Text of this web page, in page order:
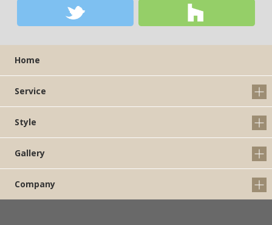
Home
Service
Style
Gallery
Company